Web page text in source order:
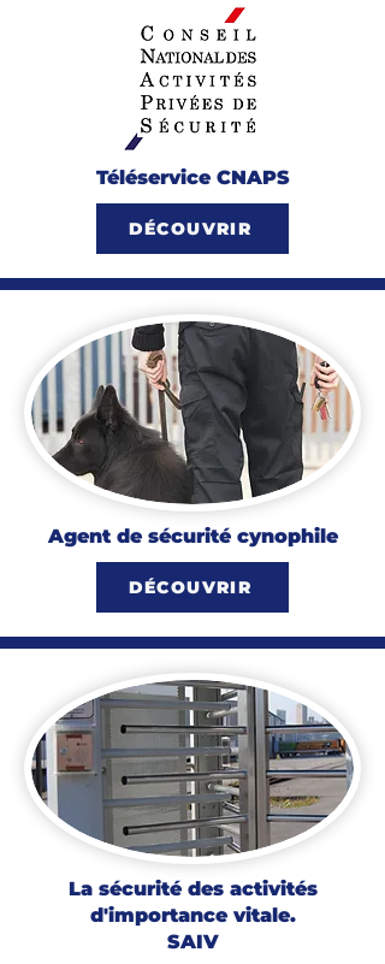
Téléservice CNAPS
DÉCOUVRIR
Agent de sécurité cynophile
DÉCOUVRIR
La sécurité des activités
d'importance vitale.
SAIV